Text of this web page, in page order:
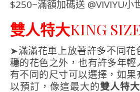
雙人特大KING
➤滿滿花車上放著許多不同花
穩的花色之外，也有許多年
有不同的尺寸可以選擇，如
以預訂，像這最大的雙人特大